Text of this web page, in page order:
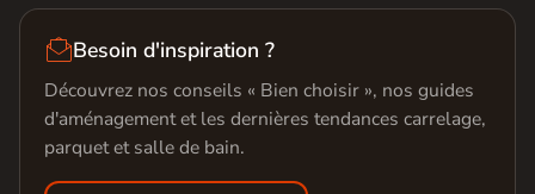
Besoin d'inspiration ?
Découvrez nos conseils « Bien choisir », nos guides
d'aménagement et les dernières tendances carrelage,
parquet et salle de bain.